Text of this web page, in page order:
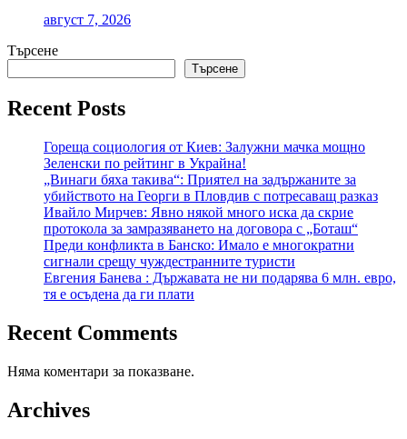
август 7, 2026
Търсене
Търсене
Recent Posts
Гореща социология от Киев: Залужни мачка мощно
Зеленски по рейтинг в Украйна!
„Винаги бяха такива“: Приятел на задържаните за
убийството на Георги в Пловдив с потресаващ разказ
Ивайло Мирчев: Явно някой много иска да скрие
протокола за замразяването на договора с „Боташ“
Преди конфликта в Банско: Имало е многократни
сигнали срещу чуждестранните туристи
Евгения Банева : Държавата не ни подарява 6 млн. евро,
тя е осъдена да ги плати
Recent Comments
Няма коментари за показване.
Archives